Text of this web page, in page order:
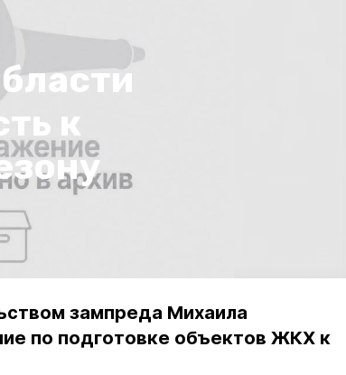
к
зампреда Михаила
по подготовке объектов ЖКХ к